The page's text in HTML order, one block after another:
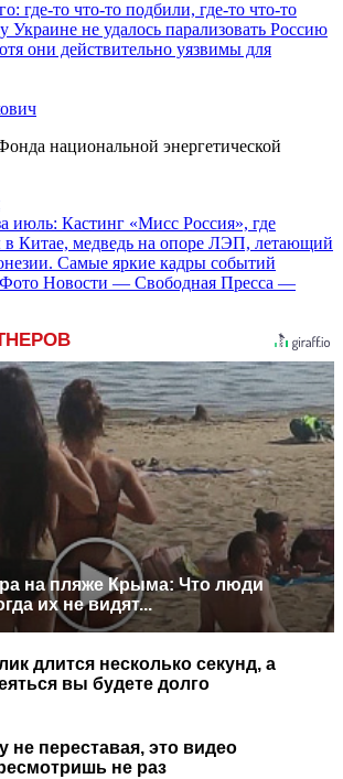
где-то что-то подбили, где-то что-то
не удалось парализовать Россию
они действительно уязвимы для
национальной энергетической
июль: Кастинг «Мисс Россия», где
в Китае, медведь на опоре ЛЭП, летающий
Самые яркие кадры событий
Новости — Свободная Пресса —
на пляже Крыма: Что люди
их не видят...
длится несколько секунд, а
вы будете долго
не переставая, это видео
не раз